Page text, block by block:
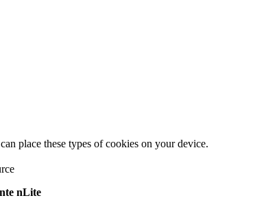
place these types of cookies on your device.
nLite